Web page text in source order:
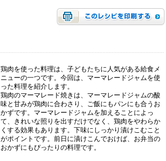
鶏肉を使った料理は、子どもたちに人気がある給食メ
ニューの一つです。今回は、マーマレードジャムを使
った料理を紹介します。
鶏肉のマーマレード焼きは、マーマレードジャムの酸
味と甘みが鶏肉に合わさり、ご飯にもパンにも合うお
かずです。マーマレードジャムを加えることによっ
て、きれいな照りを出すだけでなく、鶏肉をやわらか
くする効果もあります。下味にしっかり漬けこむこと
がポイントです。前日に漬けこんでおけば、お弁当の
おかずにもぴったりの料理です。